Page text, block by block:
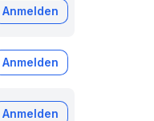
Anmelden
Anmelden
Anmelden